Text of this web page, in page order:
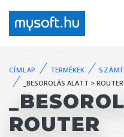
CÍMLAP TERMÉKEK
_BESOROLÁS ALATT > ROUTER
ROUTER